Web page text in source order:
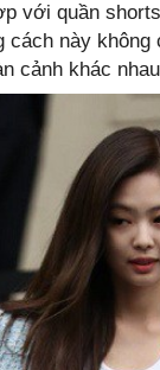
với quần
này không
cảnh khác